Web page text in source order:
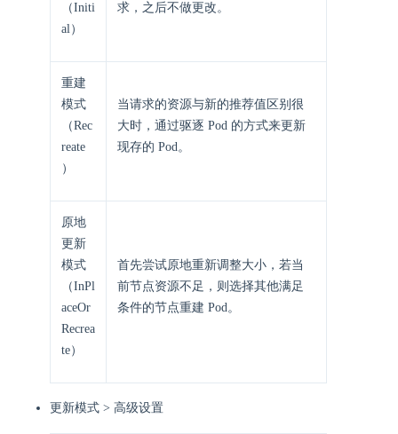
（Initi
al）
求，之后不做更改。
重建
模式
（Rec
reate
）
当请求的资源与新的推荐值区别很
大时，通过驱逐 Pod 的方式来更新
现存的 Pod。
原地
更新
模式
（InPl
aceOr
Recrea
te）
首先尝试原地重新调整大小，若当
前节点资源不足，则选择其他满足
条件的节点重建 Pod。
更新模式 > 高级设置